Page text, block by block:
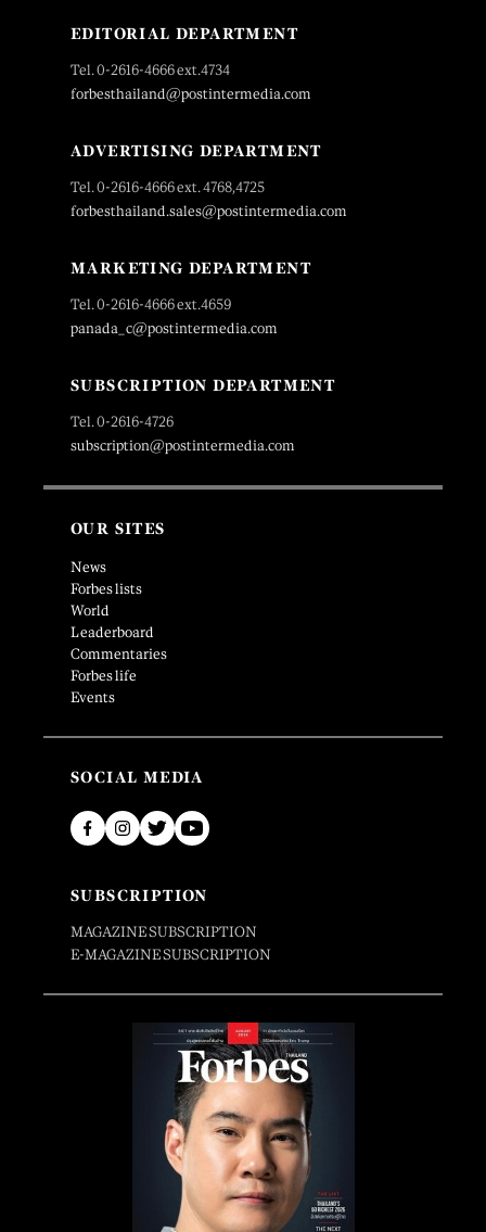
EDITORIAL DEPARTMENT
Tel. 0-2616-4666 ext.4734
forbesthailand@postintermedia.com
ADVERTISING DEPARTMENT
Tel. 0-2616-4666 ext. 4768,4725
forbesthailand.sales@postintermedia.com
MARKETING DEPARTMENT
Tel. 0-2616-4666 ext.4659
panada_c@postintermedia.com
SUBSCRIPTION DEPARTMENT
Tel. 0-2616-4726
subscription@postintermedia.com
OUR SITES
News
Forbes lists
World
Leaderboard
Commentaries
Forbes life
Events
SOCIAL MEDIA
SUBSCRIPTION
MAGAZINE SUBSCRIPTION
E-MAGAZINE SUBSCRIPTION